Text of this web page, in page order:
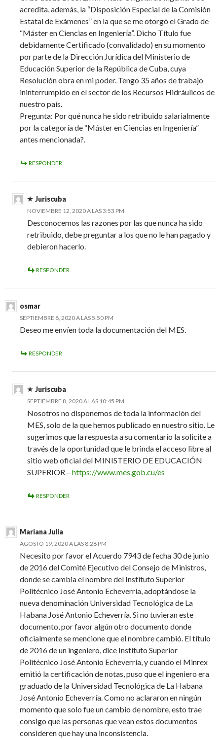
acredita, además, la “Disposición Especial de la Comisión
Estatal de Exámenes” en la que se me otorgó el Grado de
“Máster en Ciencias en Ingeniería”. Dicho Título fue
debidamente Certificado (convalidado) en su momento
por parte de la Dirección Jurídica del Ministerio de
Educación Superior de la República de Cuba, cuya
Resolución obra en mi poder. Tengo 35 años de trabajo
ininterrumpido en el sector de los Recursos Hidráulicos de
nuestro país.
Pregunta: Por qué nunca he sido retribuido salarialmente
por la categoría de “Máster en Ciencias en Ingeniería”
antes mencionada?.
RESPONDER
Juriscuba
NOVIEMBRE 12, 2020 A LAS 3:53 PM
Desconocemos las razones por las que nunca ha sido
retribuido, debe preguntar a los que no le han pagado y
debieron hacerlo.
RESPONDER
osmar
SEPTIEMBRE 8, 2020 A LAS 5:50 PM
Deseo me envíen toda la documentación del MES.
RESPONDER
Juriscuba
SEPTIEMBRE 8, 2020 A LAS 10:45 PM
Nosotros no disponemos de toda la información del
MES, solo de la que hemos publicado en nuestro sitio. Le
sugerimos que la respuesta a su comentario la solicite a
través de la oportunidad que le brinda el acceso libre al
sitio web oficial del MINISTERIO DE EDUCACIÓN
SUPERIOR – https://www.mes.gob.cu/es
RESPONDER
Mariana Julia
AGOSTO 19, 2020 A LAS 8:28 PM
Necesito por favor el Acuerdo 7943 de fecha 30 de junio
de 2016 del Comité Ejecutivo del Consejo de Ministros,
donde se cambia el nombre del Instituto Superior
Politécnico José Antonio Echeverría, adoptándose la
nueva denominación Universidad Tecnológica de La
Habana José Antonio Echeverría. Si no tuvieran este
documento, por favor algún otro documento donde
oficialmente se mencione que el nombre cambió. El título
de 2016 de un ingeniero, dice Instituto Superior
Politécnico José Antonio Echeverría, y cuando el Minrex
emitió la certificación de notas, puso que el ingeniero era
graduado de la Universidad Tecnológica de La Habana
José Antonio Echeverría. Como no aclararon en ningún
momento que solo fue un cambio de nombre, esto trae
consigo que las personas que vean estos documentos
consideren que hay una inconsistencia.